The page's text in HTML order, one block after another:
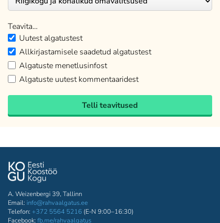
Teavita…
Uutest algatustest
Allkirjastamisele saadetud algatustest
Algatuste menetlusinfost
Algatuste uutest kommentaaridest
Telli teavitused
A. Weizenbergi 39, Tallinn
Email: info@rahvaalgatus.ee
Telefon: +372 5564 5216 (E-N 9:00–16:30)
Facebook: fb.me/rahvaalgatus